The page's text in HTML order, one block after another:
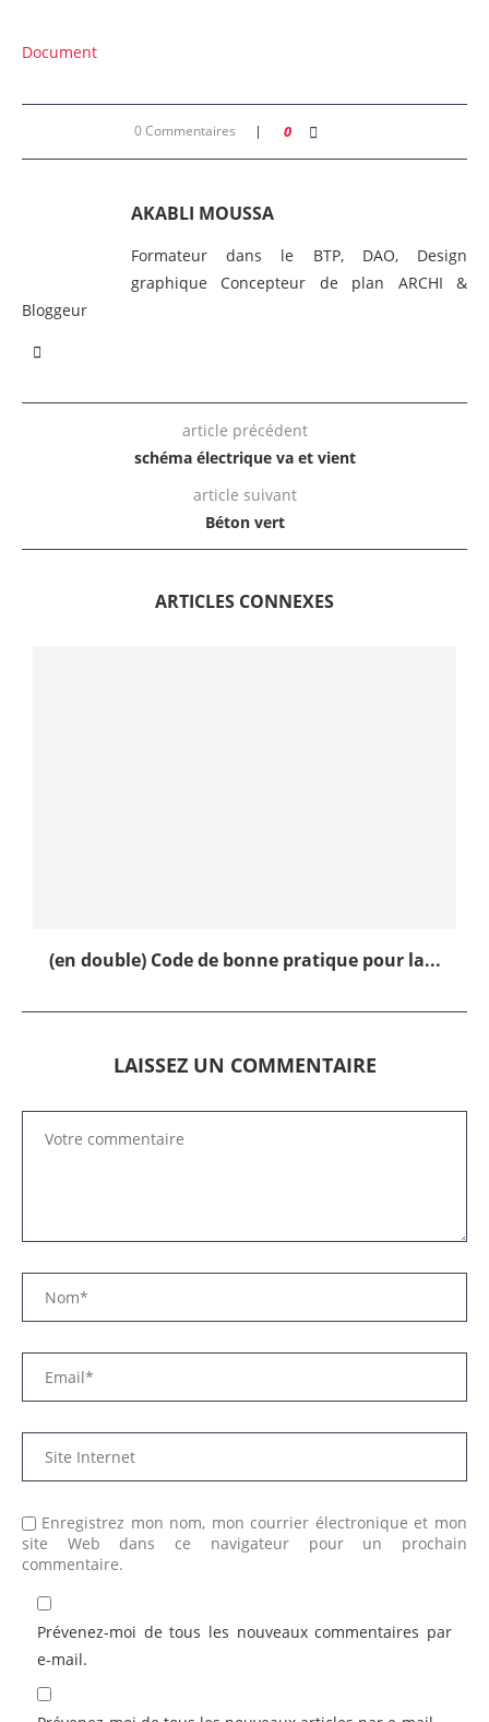
Document
0 Commentaires 0
AKABLI MOUSSA
Formateur dans le BTP, DAO, Design
graphique Concepteur de plan ARCHI &
Bloggeur
article précédent
schéma électrique va et vient
article suivant
Béton vert
ARTICLES CONNEXES
(en double) Code de bonne pratique pour la...
LAISSEZ UN COMMENTAIRE
Enregistrez mon nom, mon courrier électronique et mon
site Web dans ce navigateur pour un prochain
commentaire.
Prévenez-moi de tous les nouveaux commentaires par
e-mail.